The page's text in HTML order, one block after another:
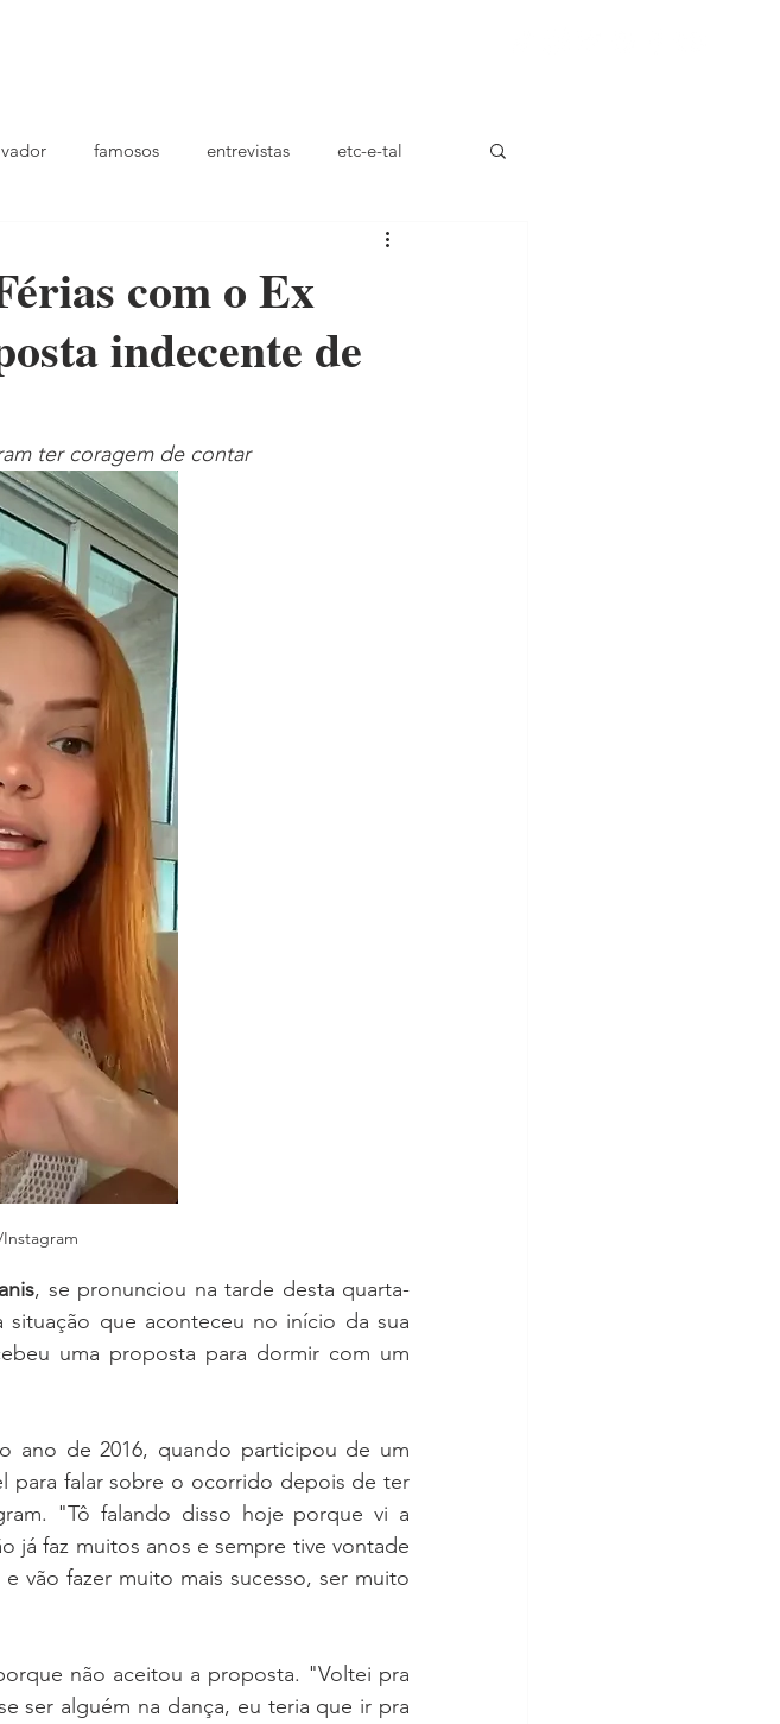
famosos entrevistas etc-e-tal
com o Ex
indecente de
ter coragem de contar
, se pronunciou na tarde desta quarta-
que aconteceu no início da sua
uma proposta para dormir com um
ano de 2016, quando participou de um
para falar sobre o ocorrido depois de ter
"Tô falando disso hoje porque vi a
já faz muitos anos e sempre tive vontade
vão fazer muito mais sucesso, ser muito
não aceitou a proposta. "Voltei pra
ser alguém na dança, eu teria que ir pra